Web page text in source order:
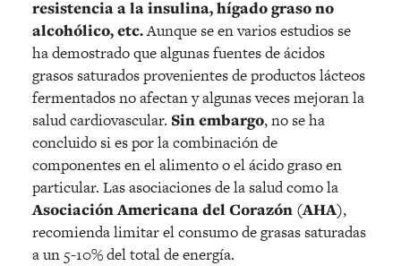
resistencia a la insulina, hígado graso no
alcohólico, etc.Aunque se en varios estudios se
ha demostrado que algunas fuentes de ácidos
grasos saturados provenientes de productos lácteos
fermentados no afectan y algunas veces mejoran la
salud cardiovascular. Sin embargo, no se ha
concluido si es por la combinación de
componentes en el alimento o el ácido graso en
particular. Las asociaciones de la salud como la
Asociación Americana del Corazón (AHA),
recomienda limitar el consumo de grasas saturadas
a un 5-10% del total de energía.